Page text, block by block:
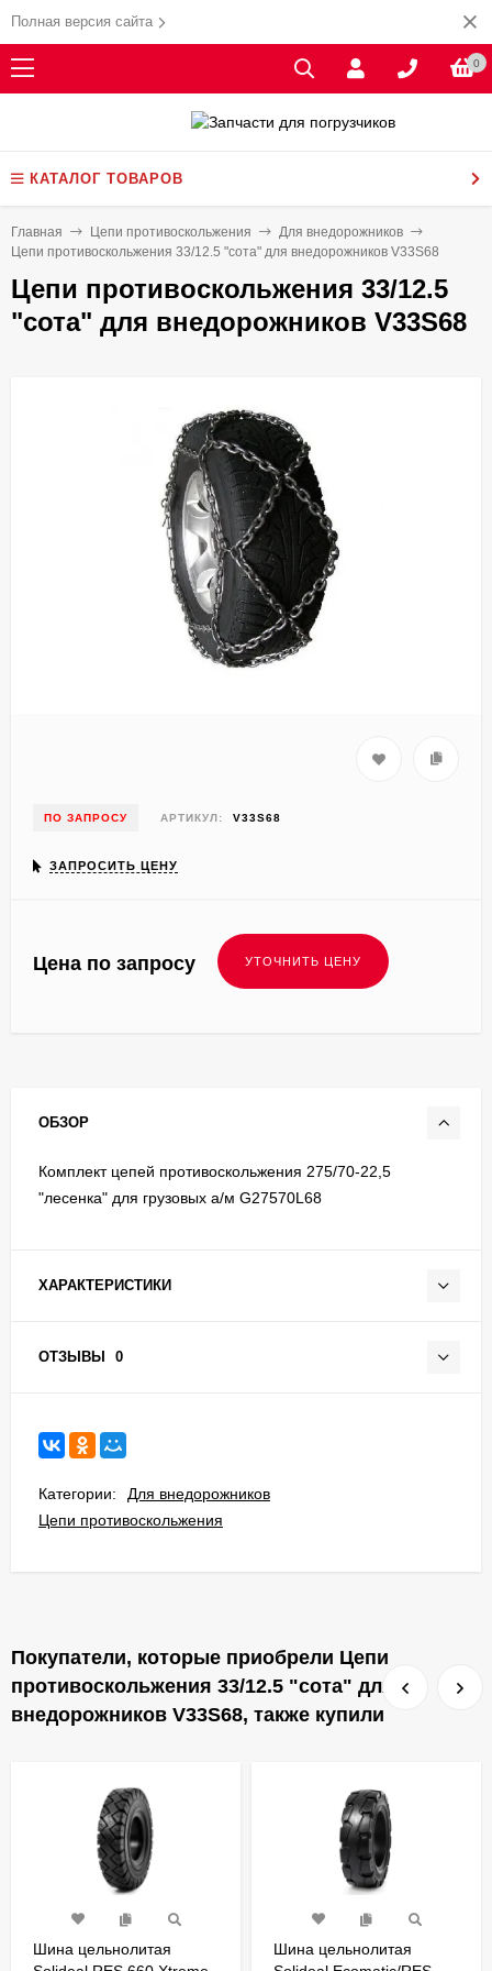
Полная версия сайта
0
КАТАЛОГ ТОВАРОВ
Главная Цепи противоскольжения
Для внедорожников
Цепи противоскольжения 33/12.5 "сота" для внедорожников V33S68
Цепи противоскольжения 33/12.5
"сота" для внедорожников V33S68
ПО ЗАПРОСУ АРТИКУЛ: V33S68
ЗАПРОСИТЬ ЦЕНУ
Цена по запросу
ОБЗОР
Комплект цепей противоскольжения 275/70-22,5
"лесенка" для грузовых а/м G27570L68
ХАРАКТЕРИСТИКИ
ОТЗЫВЫ 0
Категории:
Для внедорожников
Цепи противоскольжения
Покупатели, которые приобрели Цепи
противоскольжения 33/12.5 "сота" для
внедорожников V33S68, также купили
Шина цельнолитая
Шина цельнолитая